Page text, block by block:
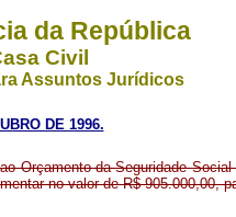
da República
Civil
Assuntos Jurídicos
DE 1996.
Orçamento da Seguridade
no valor de R$ 905.000,00,